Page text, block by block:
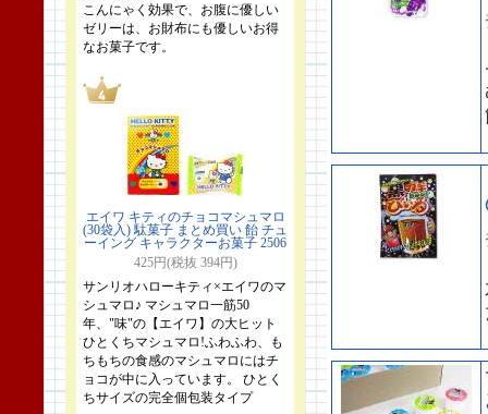
こんにゃく効果で、お腹に優しい
ゼリーは、お財布にも優しいお得
なお菓子です。
エイワ キティのチョコマシュマロ
(30袋入) 駄菓子 まとめ買い 飴 チュ
ーイング キャラクターお菓子 2506
425円(税抜 394円)
サンリオハローキティ×エイワのマ
シュマロ♪ マシュマロ一筋50
年、"味"の【エイワ】の大ヒット
ひとくちマシュマロ!ふわふわ、も
ちもちの食感のマシュマロにはチ
ョコが中に入っています。 ひとく
ちサイズの完全個包装タイプ